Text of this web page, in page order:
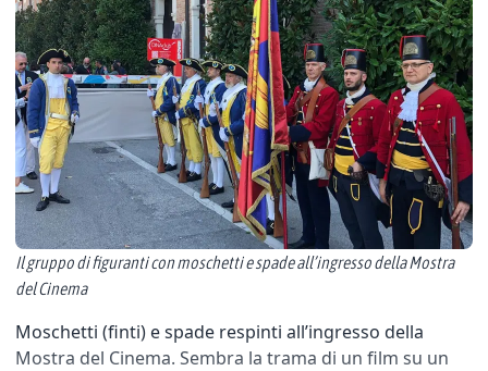
Il gruppo di figuranti con moschetti e spade all’ingresso della Mostra
del Cinema
Moschetti (finti) e spade respinti all’ingresso della
Mostra del Cinema. Sembra la trama di un film su un